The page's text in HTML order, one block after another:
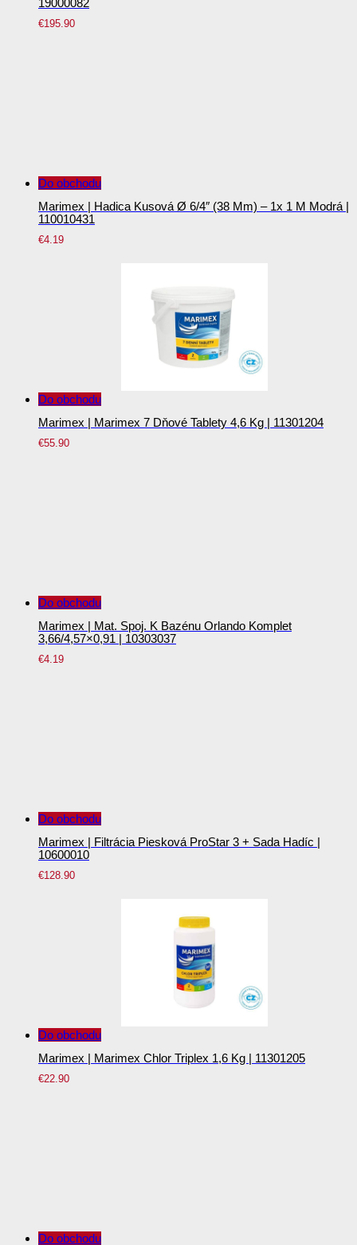
19000082
€195.90
Do obchodu
Marimex | Hadica Kusová Ø 6/4″ (38 Mm) – 1x 1 M Modrá |
110010431
€4.19
Do obchodu
Marimex | Marimex 7 Dňové Tablety 4,6 Kg | 11301204
€55.90
Do obchodu
Marimex | Mat. Spoj. K Bazénu Orlando Komplet
3,66/4,57×0,91 | 10303037
€4.19
Do obchodu
Marimex | Filtrácia Piesková ProStar 3 + Sada Hadíc |
10600010
€128.90
Do obchodu
Marimex | Marimex Chlor Triplex 1,6 Kg | 11301205
€22.90
Do obchodu